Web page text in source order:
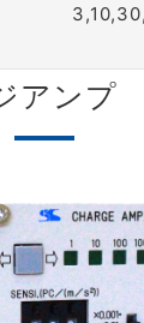
アン